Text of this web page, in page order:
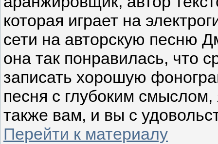
которая играет на
сети на авторскую песню
она так понравилась, что
записать хорошую
песня с глубоким
также вам, и вы с
Перейти к материалу